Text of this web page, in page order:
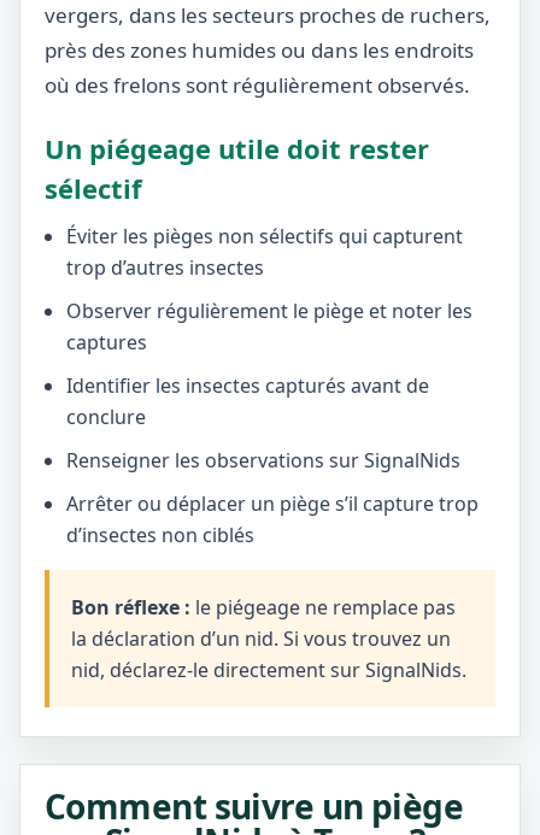
vergers, dans les secteurs proches de ruchers,
près des zones humides ou dans les endroits
où des frelons sont régulièrement observés.
Un piégeage utile doit rester
sélectif
Éviter les pièges non sélectifs qui capturent
trop d’autres insectes
Observer régulièrement le piège et noter les
captures
Identifier les insectes capturés avant de
conclure
Renseigner les observations sur SignalNids
Arrêter ou déplacer un piège s’il capture trop
d’insectes non ciblés
Bon réflexe : le piégeage ne remplace pas
la déclaration d’un nid. Si vous trouvez un
nid, déclarez-le directement sur SignalNids.
Comment suivre un piège